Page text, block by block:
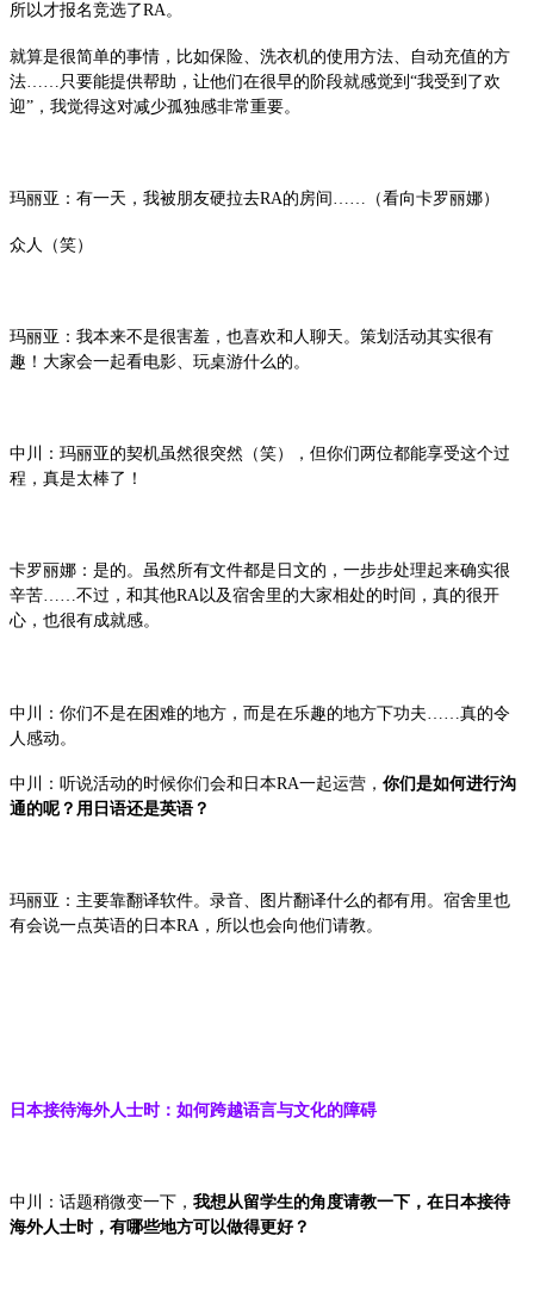
所以才报名竞选了RA。
就算是很简单的事情，比如保险、洗衣机的使用方法、自动充值的方
法……只要能提供帮助，让他们在很早的阶段就感觉到“我受到了欢
迎”，我觉得这对减少孤独感非常重要。
玛丽亚：有一天，我被朋友硬拉去RA的房间……（看向卡罗丽娜）
众人（笑）
玛丽亚：我本来不是很害羞，也喜欢和人聊天。策划活动其实很有
趣！大家会一起看电影、玩桌游什么的。
中川：玛丽亚的契机虽然很突然（笑），但你们两位都能享受这个过
程，真是太棒了！
卡罗丽娜：是的。虽然所有文件都是日文的，一步步处理起来确实很
辛苦……不过，和其他RA以及宿舍里的大家相处的时间，真的很开
心，也很有成就感。
中川：你们不是在困难的地方，而是在乐趣的地方下功夫……真的令
人感动。
中川：听说活动的时候你们会和日本RA一起运营， 你们是如何进行沟
通的呢？用日语还是英语？
玛丽亚：主要靠翻译软件。录音、图片翻译什么的都有用。宿舍里也
有会说一点英语的日本RA，所以也会向他们请教。
日本接待海外人士时：如何跨越语言与文化的障碍
中川：话题稍微变一下， 我想从留学生的角度请教一下，在日本接待
海外人士时，有哪些地方可以做得更好？